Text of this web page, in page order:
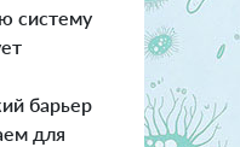
систему
барьер
для